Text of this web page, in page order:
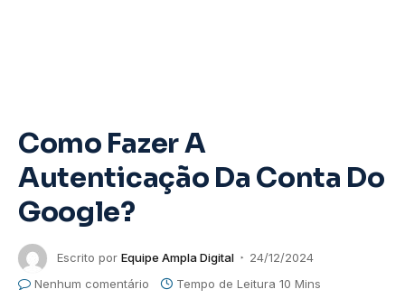
Como Fazer A
Autenticação Da Conta Do
Google?
Escrito por Equipe Ampla Digital
24/12/2024
Nenhum comentário
Tempo de Leitura 10 Mins